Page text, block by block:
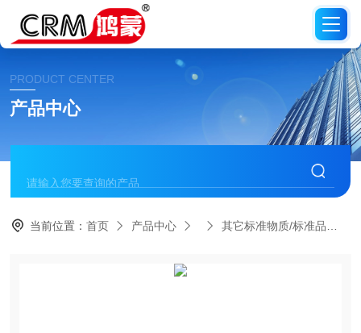
PRODUCT CENTER
产品中心
当前位置：首页 产品中心 其它标准物质/标准品